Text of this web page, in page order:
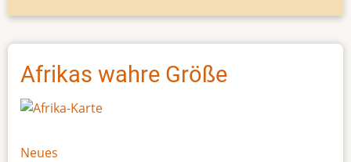
Afrikas wahre Größe
Neues